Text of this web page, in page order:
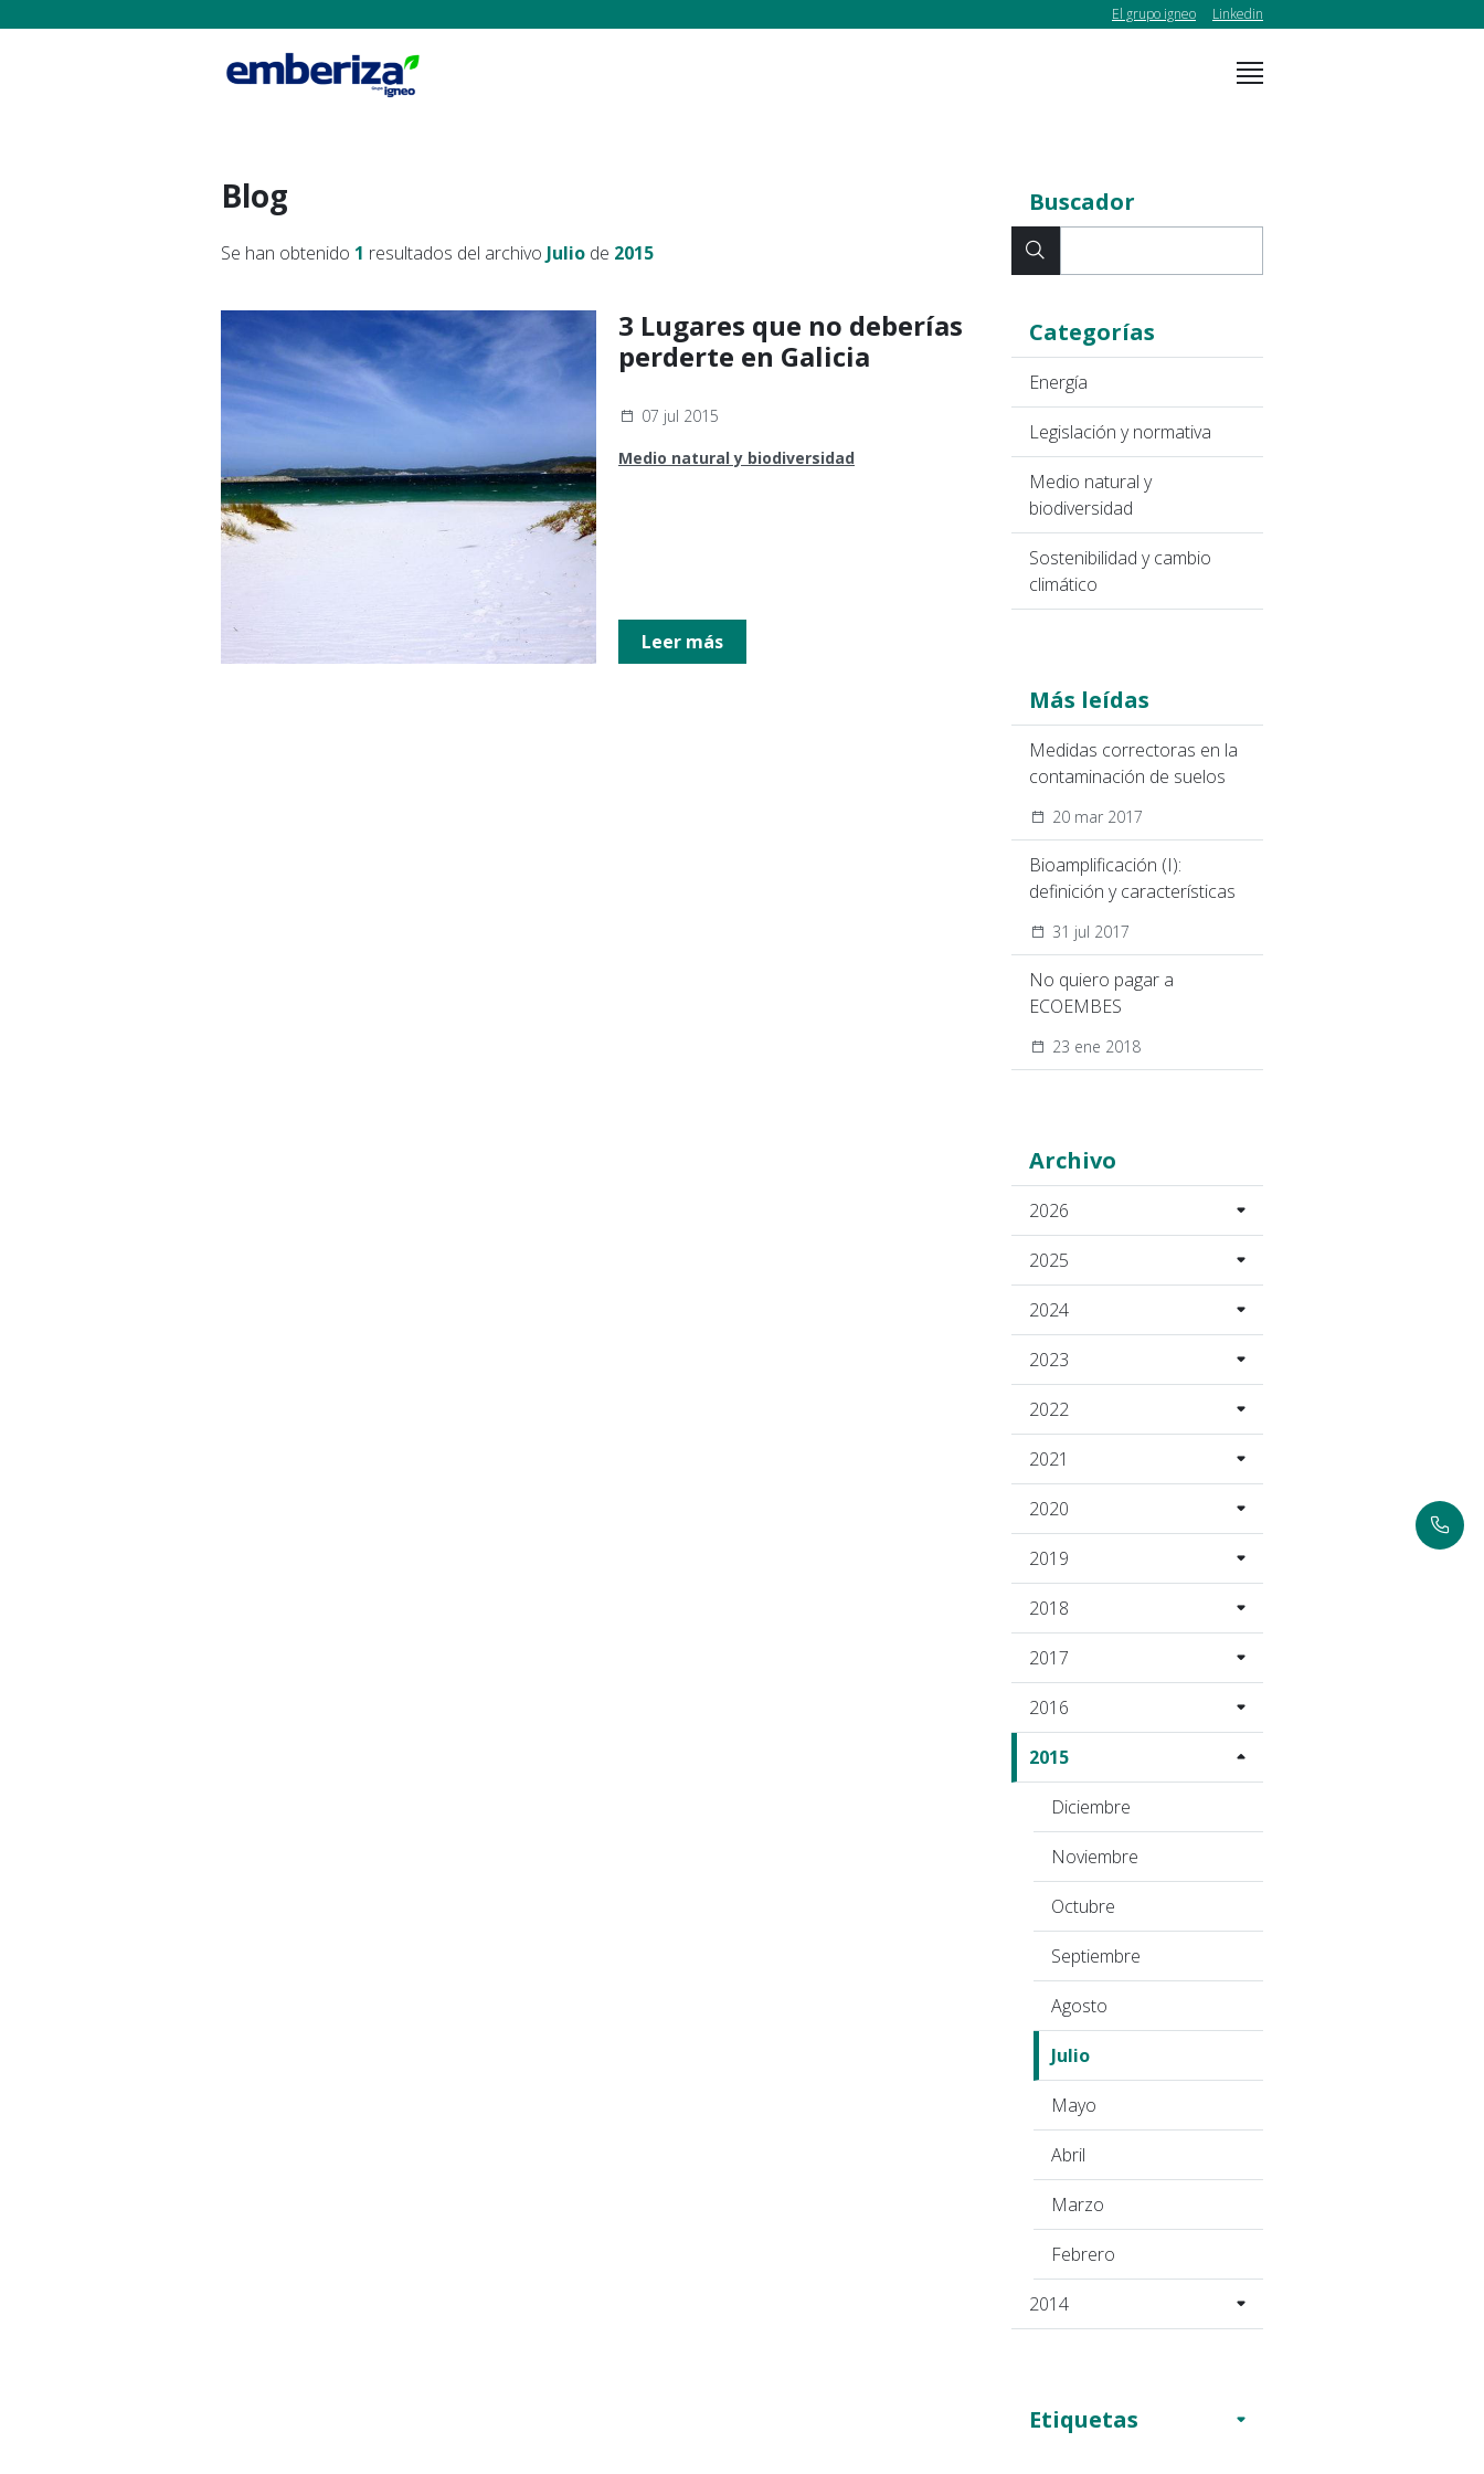
El grupo igneo Linkedin
Buscador
Categorías
Energía
Legislación y normativa
Medio natural y
biodiversidad
Sostenibilidad y cambio
climático
Más leídas
Medidas correctoras en la
contaminación de suelos
20 mar 2017
Bioamplificación (I):
definición y características
31 jul 2017
No quiero pagar a
ECOEMBES
23 ene 2018
Archivo
2026
2025
2024
2023
2022
2021
2020
2019
2018
2017
2016
2015
Diciembre
Noviembre
Octubre
Septiembre
Agosto
Julio
Mayo
Abril
Marzo
Febrero
2014
Etiquetas
Blog
Se han obtenido 1 resultados del archivo Julio de 2015
3 Lugares que no deberías
perderte en Galicia
07 jul 2015
Medio natural y biodiversidad
Leer más